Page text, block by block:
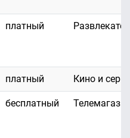
платный
платный Кино и
бесплатный